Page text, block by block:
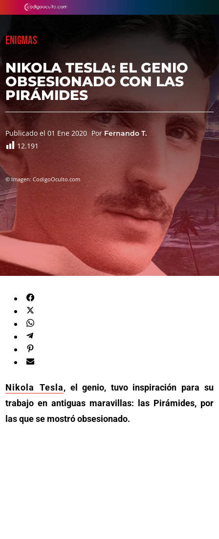
ENIGMAS
NIKOLA TESLA: EL GENIO
OBSESIONADO CON LAS
PIRÁMIDES
Publicado el 01 Ene 2020 Por Fernando T.
12.191
© Imagen: CodigoOculto.com
Nikola Tesla, el genio, tuvo inspiración para su
trabajo en antiguas maravillas: las Pirámides, por
las que se mostró obsesionado.